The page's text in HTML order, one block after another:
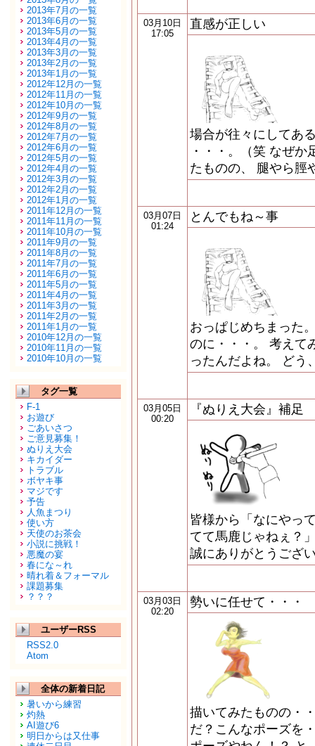
2013年7月の一覧
2013年6月の一覧
2013年5月の一覧
2013年4月の一覧
2013年3月の一覧
2013年2月の一覧
2013年1月の一覧
2012年12月の一覧
2012年11月の一覧
2012年10月の一覧
2012年9月の一覧
2012年8月の一覧
2012年7月の一覧
2012年6月の一覧
2012年5月の一覧
2012年4月の一覧
2012年3月の一覧
2012年2月の一覧
2012年1月の一覧
2011年12月の一覧
2011年11月の一覧
2011年10月の一覧
2011年9月の一覧
2011年8月の一覧
2011年7月の一覧
2011年6月の一覧
2011年5月の一覧
2011年4月の一覧
2011年3月の一覧
2011年2月の一覧
2011年1月の一覧
2010年12月の一覧
2010年11月の一覧
2010年10月の一覧
タグ一覧
F-1
お遊び
ごあいさつ
ご意見募集！
ぬりえ大会
キカイダー
トラブル
ボヤキ事
マジです
予告
人魚まつり
使い方
天使のお茶会
小説に挑戦！
悪魔の宴
春にな～れ
晴れ着＆フォーマル
課題募集
？？？
ユーザーRSS
RSS2.0
Atom
全体の新着日記
暑いから練習
灼熱
AI遊び6
明日からは又仕事
03月10日
17:05
直感が正しい
場合が往々にしてあ
・・・。（笑 なぜ
たものの、 腿やら脛
03月07日
01:24
とんでもね～事
おっぱじめちまった
のに・・・。 考えて
ったんだよね。 どう
03月05日
00:20
『ぬりえ大会』補足
皆様から「なにやっ
てて馬鹿じゃねぇ？
誠にありがとうござ
03月03日
02:20
勢いに任せて・・・
描いてみたものの・
だ？こんなポーズを